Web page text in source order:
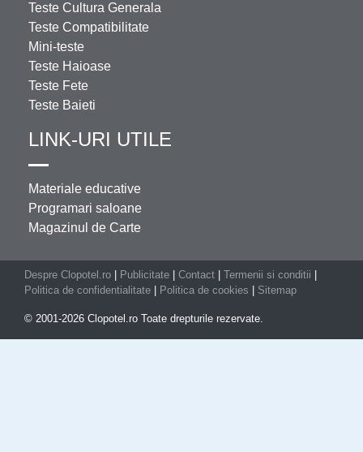
Teste Cultura Generala
Teste Compatibilitate
Mini-teste
Teste Haioase
Teste Fete
Teste Baieti
LINK-URI UTILE
Materiale educative
Programari saloane
Magazinul de Carte
Despre Clopotel.ro Publicitate Contact Termenii si conditii
Politica de confidentialitate
Politica de cookies Sitemap
© 2001-2026 Clopotel.ro Toate drepturile rezervate.